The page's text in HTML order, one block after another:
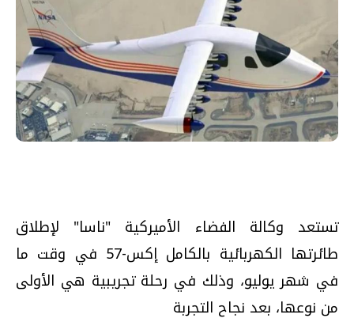
تستعد وكالة الفضاء الأميركية "ناسا" لإطلاق
طائرتها الكهربائية بالكامل إكس-57 في وقت ما
في شهر يوليو، وذلك في رحلة تجريبية هي الأولى
من نوعها، بعد نجاح التجربة